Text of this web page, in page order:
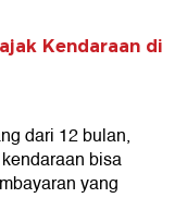
Kendaraan di
dari 12 bulan,
bisa
yang